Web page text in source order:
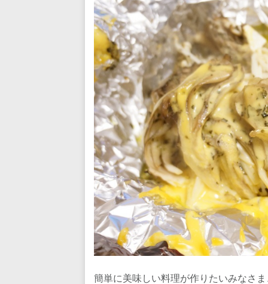
簡単に美味しい料理が作りたいみなさ